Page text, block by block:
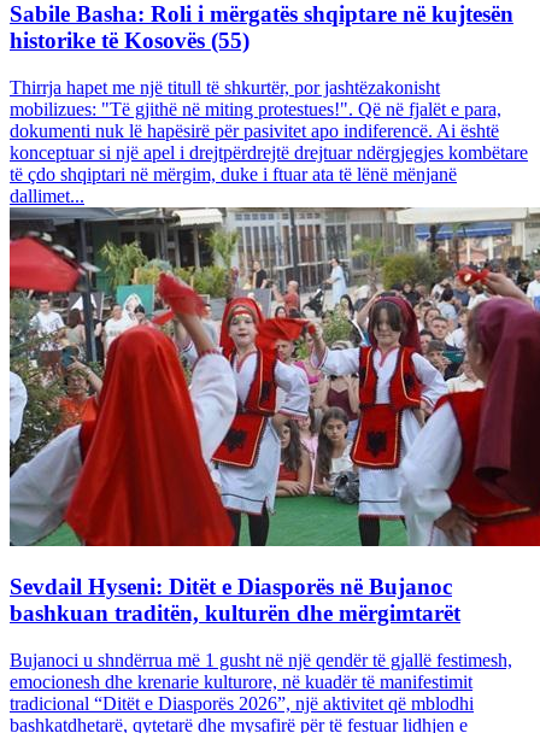
Sabile Basha: Roli i mërgatës shqiptare në kujtesën
historike të Kosovës (55)
Thirrja hapet me një titull të shkurtër, por jashtëzakonisht
mobilizues: "Të gjithë në miting protestues!". Që në fjalët e para,
dokumenti nuk lë hapësirë për pasivitet apo indiferencë. Ai është
konceptuar si një apel i drejtpërdrejtë drejtuar ndërgjegjes kombëtare
të çdo shqiptari në mërgim, duke i ftuar ata të lënë mënjanë
dallimet...
Sevdail Hyseni: Ditët e Diasporës në Bujanoc
bashkuan traditën, kulturën dhe mërgimtarët
Bujanoci u shndërrua më 1 gusht në një qendër të gjallë festimesh,
emocionesh dhe krenarie kulturore, në kuadër të manifestimit
tradicional “Ditët e Diasporës 2026”, një aktivitet që mblodhi
bashkatdhetarë, qytetarë dhe mysafirë për të festuar lidhjen e